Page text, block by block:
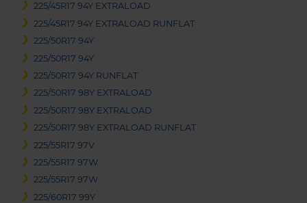
225/45R17 94Y EXTRALOAD
225/45R17 94Y EXTRALOAD RUNFLAT
225/50R17 94Y
225/50R17 94Y
225/50R17 94Y RUNFLAT
225/50R17 98Y EXTRALOAD
225/50R17 98Y EXTRALOAD
225/50R17 98Y EXTRALOAD RUNFLAT
225/55R17 97V
225/55R17 97W
225/55R17 97W
225/60R17 99Y